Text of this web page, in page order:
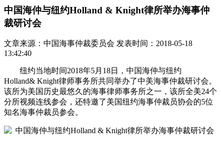
中国海仲与纽约Holland & Knight律所举办海事仲
裁研讨会
文章来源：中国海事仲裁委员会 发表时间：2018-05-18
13:42:40
纽约当地时间2018年5月18日，中国海仲与纽约
Holland& Knight律师事务所共同举办了中美海事仲裁研讨会。
该所为美国历史最悠久的海事律师事务所之一，该所全美24个
分所视频连线参会，还特邀了美国纽约海事仲裁员协会的5位
知名海事仲裁员参会。